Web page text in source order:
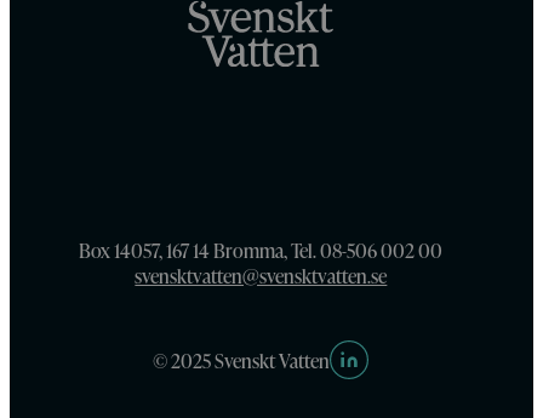
Box 14057, 167 14 Bromma, Tel. 08-506 002 00
svensktvatten@svensktvatten.se
© 2025 Svenskt Vatten